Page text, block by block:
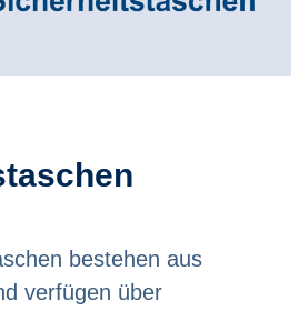
bestehen aus
verfügen über